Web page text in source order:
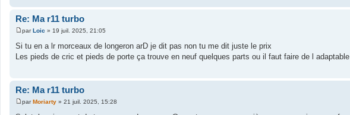
Re: Ma r11 turbo
M
s
parLoic » 19 juil. 2025, 21:05
Si tu en a lr morceaux de longeron arD je dit pas non tu me dit juste le prix
Les pieds de cric et pieds de porte ça trouve en neuf quelques parts ou il faut faire de l adaptable
Re: Ma r11 turbo
M
parMoriarty » 21 juil. 2025, 15:28